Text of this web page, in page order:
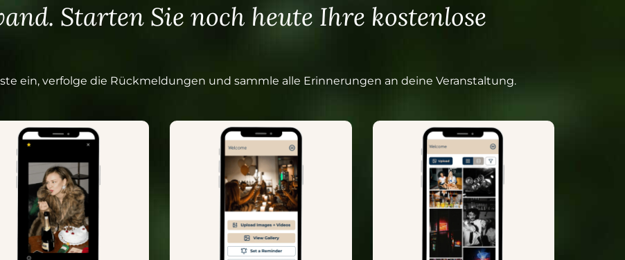
Starten Sie noch heute Ihre kostenlose
ein, verfolge die Rückmeldungen und sammle alle Erinnerungen an deine Veranstaltung.